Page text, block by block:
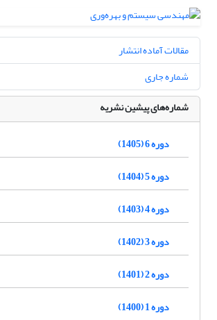
مقالات آماده انتشار
شماره جاری
شماره‌های پیشین نشریه
دوره 6 (1405)
دوره 5 (1404)
دوره 4 (1403)
دوره 3 (1402)
دوره 2 (1401)
دوره 1 (1400)